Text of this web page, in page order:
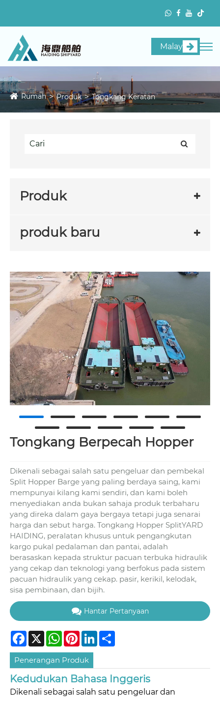
Malay
Rumah Produk Tongkang Keratan
Produk
produk baru
Tongkang Berpecah Hopper
Dikenali sebagai salah satu pengeluar dan pembekal
Split Hopper Barge yang paling berdaya saing, kami
mempunyai kilang kami sendiri, dan kami boleh
menyediakan anda bukan sahaja produk terbaharu
yang direka dalam gaya bergaya tetapi juga senarai
harga dan sebut harga. Tongkang Hopper SplitYARD
HAIDING, peralatan khusus untuk pengangkutan
kargo pukal pedalaman dan pantai, adalah
berasaskan kepada struktur pacuan terbuka hidraulik
yang cekap dan teknologi yang berfokus pada sistem
pacuan hidraulik yang cekap. pasir, kerikil, kelodak,
sisa pembinaan, dan bijih.
Hantar Pertanyaan
Facebook
X WhatsApp
PinterestLinkedIn
Penerangan Produk
Kedudukan Bahasa Inggeris
Dikenali sebagai salah satu pengeluar dan